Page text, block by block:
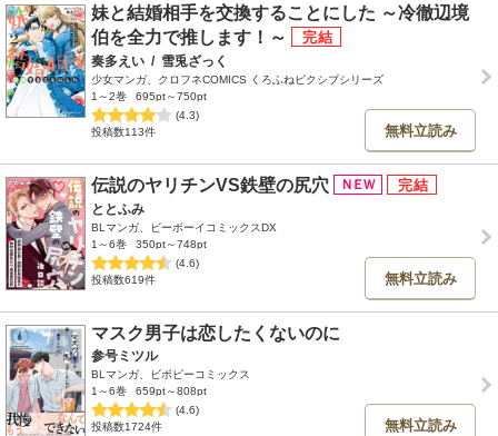
妹と結婚相手を交換することにした ～冷徹辺境
伯を全力で推します！～
奏多えい / 雪兎ざっく
少女マンガ、クロフネCOMICS くろふねピクシブシリーズ
1～2巻
695pt～750pt
(4.3)
投稿数113件
無料立読み
伝説のヤリチンVS鉄壁の尻穴
ととふみ
BLマンガ、ビーボーイコミックスDX
1～6巻
350pt～748pt
(4.6)
投稿数619件
無料立読み
マスク男子は恋したくないのに
参号ミツル
BLマンガ、ビボピーコミックス
1～6巻
659pt～808pt
(4.6)
投稿数1724件
無料立読み